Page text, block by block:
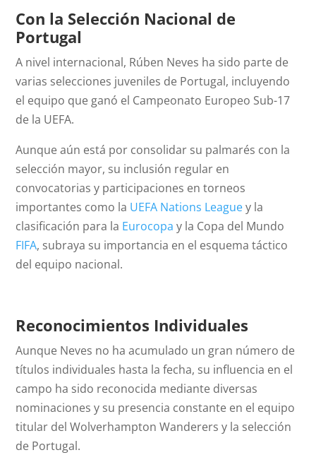
Con la Selección Nacional de
Portugal
A nivel internacional, Rúben Neves ha sido parte de
varias selecciones juveniles de Portugal, incluyendo
el equipo que ganó el Campeonato Europeo Sub-17
de la UEFA.
Aunque aún está por consolidar su palmarés con la
selección mayor, su inclusión regular en
convocatorias y participaciones en torneos
importantes como la UEFA Nations Leaguey la
clasificación para la Eurocopa y la Copa del Mundo
FIFA, subraya su importancia en el esquema táctico
del equipo nacional.
Reconocimientos Individuales
Aunque Neves no ha acumulado un gran número de
títulos individuales hasta la fecha, su influencia en el
campo ha sido reconocida mediante diversas
nominaciones y su presencia constante en el equipo
titular del Wolverhampton Wanderers y la selección
de Portugal.